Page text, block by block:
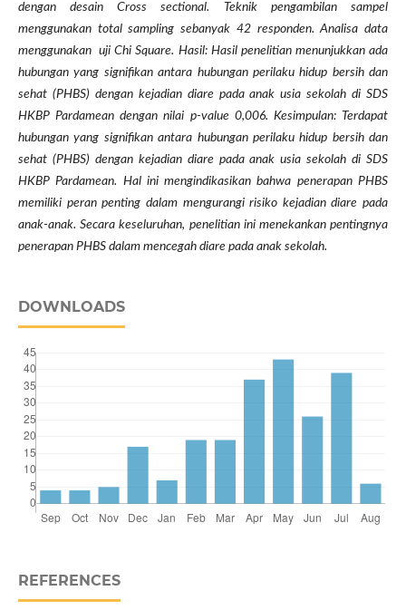
dengan desain Cross sectional. Teknik pengambilan sampel
menggunakan total sampling sebanyak 42 responden. Analisa data
menggunakan uji Chi Square. Hasil: Hasil penelitian menunjukkan ada
hubungan yang signifikan antara hubungan perilaku hidup bersih dan
sehat (PHBS) dengan kejadian diare pada anak usia sekolah di SDS
HKBP Pardamean dengan nilai p-value 0,006. Kesimpulan: Terdapat
hubungan yang signifikan antara hubungan perilaku hidup bersih dan
sehat (PHBS) dengan kejadian diare pada anak usia sekolah di SDS
HKBP Pardamean. Hal ini mengindikasikan bahwa penerapan PHBS
memiliki peran penting dalam mengurangi risiko kejadian diare pada
anak-anak. Secara keseluruhan, penelitian ini menekankan pentingnya
penerapan PHBS dalam mencegah diare pada anak sekolah.
DOWNLOADS
REFERENCES